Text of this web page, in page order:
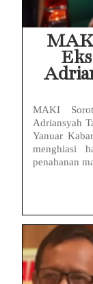
MAKI
Adriansyah
Yanuar
menghiasi
penahanan